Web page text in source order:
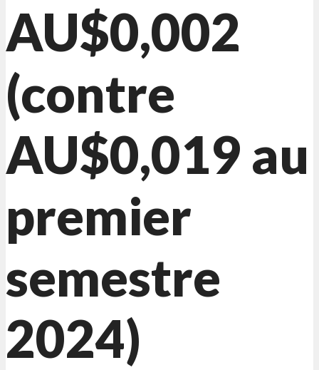
AU$0,002
(contre
AU$0,019 au
premier
semestre
2024)